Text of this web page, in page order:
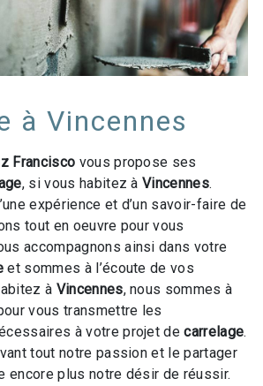
à Vincennes
Francisco vous propose ses
, si vous habitez àVincennes.
expérience et d’un savoir-faire de
tout en oeuvre pour vous
accompagnons ainsi dans votre
et sommes à l’écoute de vos
à Vincennes, nous sommes à
vous transmettre les
à votre projet decarrelage.
tout notre passion et le partager
encore plus notre désir de réussir.